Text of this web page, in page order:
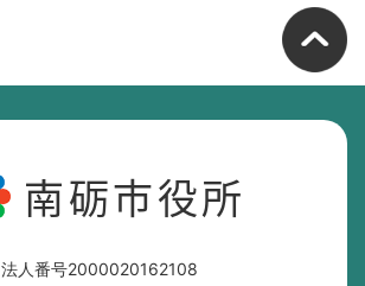
南砺市役所
法人番号2000020162108